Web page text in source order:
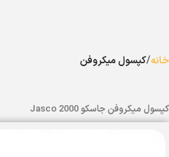
خانه کپسول میکروفن
کپسول میکروفن جاسکو Jasco 2000